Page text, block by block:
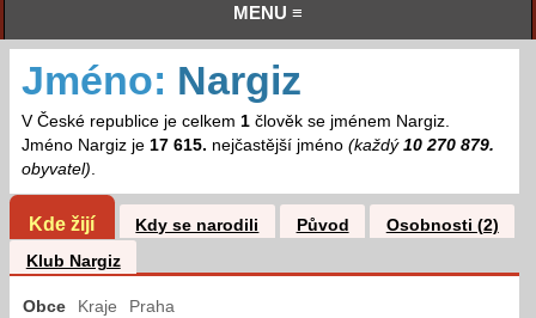
MENU ≡
Jméno: Nargiz
V České republice je celkem 1člověk se jménem Nargiz.
Jméno Nargiz je 17 615. nejčastější jméno (každý 10 270 879.
obyvatel).
Kde žijí Kdy se narodili Původ
Osobnosti (2)
Klub Nargiz
Obce Kraje Praha